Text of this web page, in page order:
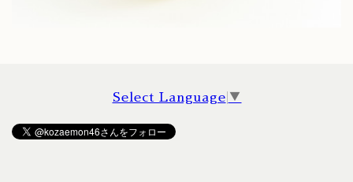
Select Language ▼